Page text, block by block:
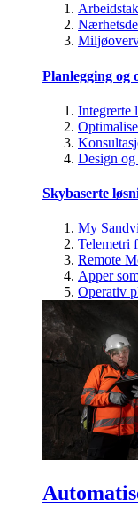
Planlegging og
Integrerte
Design
Skybaserte
My
Telemetri
Remote
Apper
Operativ